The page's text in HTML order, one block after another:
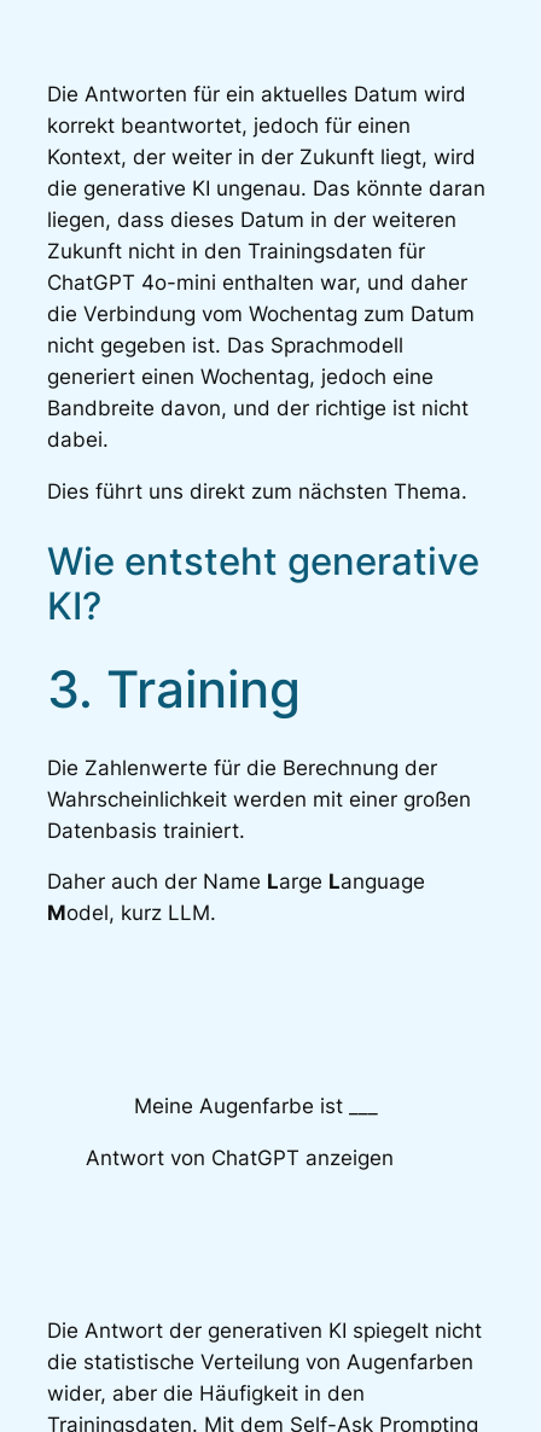
Die Antworten für ein aktuelles Datum wird
korrekt beantwortet, jedoch für einen
Kontext, der weiter in der Zukunft liegt, wird
die generative KI ungenau. Das könnte daran
liegen, dass dieses Datum in der weiteren
Zukunft nicht in den Trainingsdaten für
ChatGPT 4o-mini enthalten war, und daher
die Verbindung vom Wochentag zum Datum
nicht gegeben ist. Das Sprachmodell
generiert einen Wochentag, jedoch eine
Bandbreite davon, und der richtige ist nicht
dabei.
Dies führt uns direkt zum nächsten Thema.
Wie entsteht generative
KI?
3. Training
Die Zahlenwerte für die Berechnung der
Wahrscheinlichkeit werden mit einer großen
Datenbasis trainiert.
Daher auch der Name Large Language
Model, kurz LLM.
Meine Augenfarbe ist ___
Antwort von ChatGPT anzeigen
Die Antwort der generativen KI spiegelt nicht
die statistische Verteilung von Augenfarben
wider, aber die Häufigkeit in den
Trainingsdaten. Mit dem Self-Ask Prompting